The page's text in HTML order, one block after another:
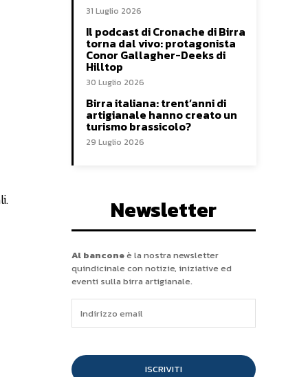
31 Luglio 2026
Il podcast di Cronache di Birra
torna dal vivo: protagonista
Conor Gallagher-Deeks di
Hilltop
30 Luglio 2026
Birra italiana: trent’anni di
artigianale hanno creato un
turismo brassicolo?
29 Luglio 2026
Newsletter
Al banconeè la nostra newsletter
quindicinale con notizie, iniziative ed
eventi sulla birra artigianale.
ISCRIVITI